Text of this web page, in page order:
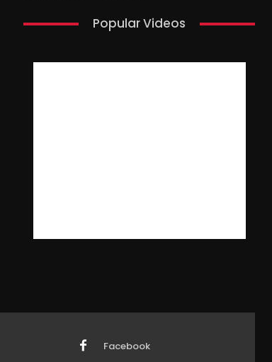
Popular Videos
Facebook